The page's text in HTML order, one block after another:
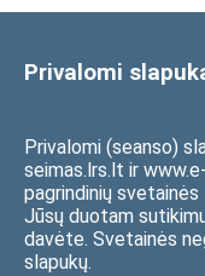
Privalomi
Privalomi (seanso)
seimas.lrs.lt ir
pagrindinių
Jūsų duotam
davėte. Svetainės
slapukų.